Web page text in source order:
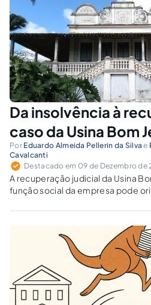
Da insolvência à
caso da Usina Bom
Por Eduardo Almeida Pellerin da Silva e
Cavalcanti
Destacado em 09 de Dezembro de
A recuperação judicial da Usina
função social da empresa pode
permitiram a superação da crise?